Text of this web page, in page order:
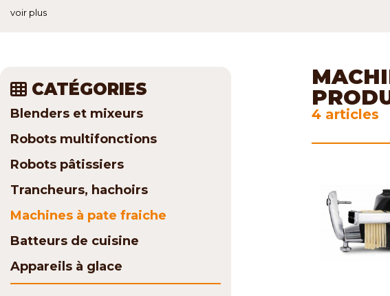
voir plus
CATÉGORIES
Blenders et mixeurs
Robots multifonctions
Robots pâtissiers
Trancheurs, hachoirs
Machines à pate fraiche
Batteurs de cuisine
Appareils à glace
4 articles